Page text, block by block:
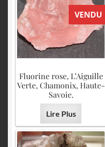
VENDU
Fluorine rose, L’Aiguille
Verte, Chamonix, Haute-
Savoie.
Lire Plus